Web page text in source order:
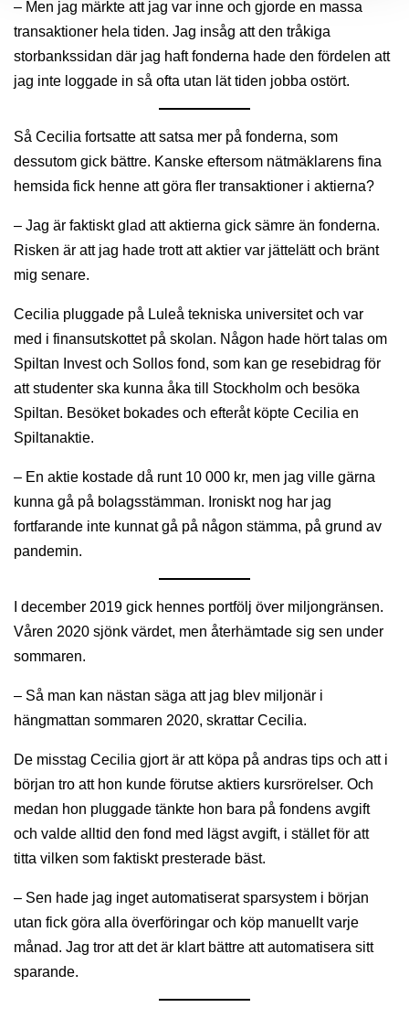
– Men jag märkte att jag var inne och gjorde en massa
transaktioner hela tiden. Jag insåg att den tråkiga
storbankssidan där jag haft fonderna hade den fördelen att
jag inte loggade in så ofta utan lät tiden jobba ostört.
Så Cecilia fortsatte att satsa mer på fonderna, som
dessutom gick bättre. Kanske eftersom nätmäklarens fina
hemsida fick henne att göra fler transaktioner i aktierna?
– Jag är faktiskt glad att aktierna gick sämre än fonderna.
Risken är att jag hade trott att aktier var jättelätt och bränt
mig senare.
Cecilia pluggade på Luleå tekniska universitet och var
med i finansutskottet på skolan. Någon hade hört talas om
Spiltan Invest och Sollos fond, som kan ge resebidrag för
att studenter ska kunna åka till Stockholm och besöka
Spiltan. Besöket bokades och efteråt köpte Cecilia en
Spiltanaktie.
– En aktie kostade då runt 10 000 kr, men jag ville gärna
kunna gå på bolagsstämman. Ironiskt nog har jag
fortfarande inte kunnat gå på någon stämma, på grund av
pandemin.
I december 2019 gick hennes portfölj över miljongränsen.
Våren 2020 sjönk värdet, men återhämtade sig sen under
sommaren.
– Så man kan nästan säga att jag blev miljonär i
hängmattan sommaren 2020, skrattar Cecilia.
De misstag Cecilia gjort är att köpa på andras tips och att i
början tro att hon kunde förutse aktiers kursrörelser. Och
medan hon pluggade tänkte hon bara på fondens avgift
och valde alltid den fond med lägst avgift, i stället för att
titta vilken som faktiskt presterade bäst.
– Sen hade jag inget automatiserat sparsystem i början
utan fick göra alla överföringar och köp manuellt varje
månad. Jag tror att det är klart bättre att automatisera sitt
sparande.